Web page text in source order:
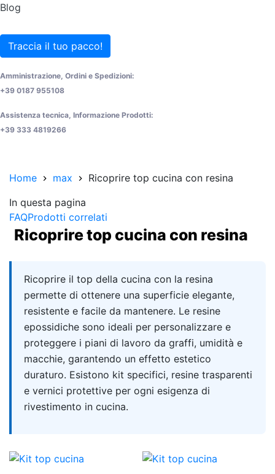
Blog
Traccia il tuo pacco!
Amministrazione, Ordini e Spedizioni:
+39 0187 955108
Assistenza tecnica, Informazione Prodotti:
+39 333 4819266
Home max
Ricoprire top cucina con resina
In questa pagina
FAQProdotti correlati
Ricoprire top cucina con resina
Quick answer
Ricoprire il top della cucina con la resina
permette di ottenere una superficie elegante,
resistente e facile da mantenere. Le resine
epossidiche sono ideali per personalizzare e
proteggere i piani di lavoro da graffi, umidità e
macchie, garantendo un effetto estetico
duraturo. Esistono kit specifici, resine trasparenti
e vernici protettive per ogni esigenza di
rivestimento in cucina.